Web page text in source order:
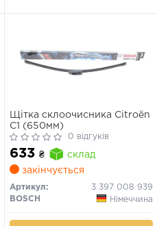
Щітка склоочисника Citroën
C1 (650мм)
0 відгуків
633 ₴
склад
закінчується
Артикул:
3 397 008 939
BOSCH
Німеччина